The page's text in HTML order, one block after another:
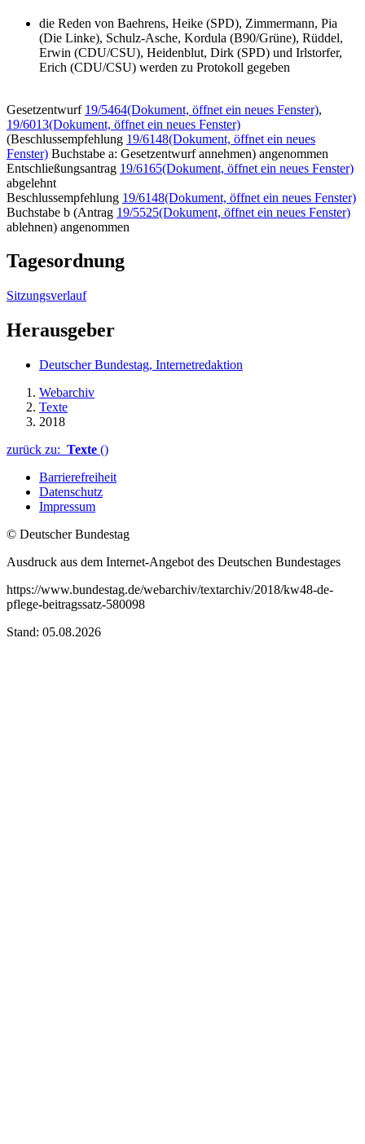
die Reden von Baehrens, Heike (SPD), Zimmermann, Pia
(Die Linke), Schulz-Asche, Kordula (B90/Grüne), Rüddel,
Erwin (CDU/CSU), Heidenblut, Dirk (SPD) und Irlstorfer,
Erich (CDU/CSU) werden zu Protokoll gegeben
Gesetzentwurf 19/5464(Dokument, öffnet ein neues Fenster),
19/6013(Dokument, öffnet ein neues Fenster)
(Beschlussempfehlung 19/6148(Dokument, öffnet ein neues
Fenster) Buchstabe a: Gesetzentwurf annehmen) angenommen
Entschließungsantrag 19/6165(Dokument, öffnet ein neues Fenster)
abgelehnt
Beschlussempfehlung 19/6148(Dokument, öffnet ein neues Fenster)
Buchstabe b (Antrag 19/5525(Dokument, öffnet ein neues Fenster)
ablehnen) angenommen
Tagesordnung
Sitzungsverlauf
Herausgeber
Deutscher Bundestag, Internetredaktion
Webarchiv
Texte
2018
zurück zu: Texte ()
Barrierefreiheit
Datenschutz
Impressum
© Deutscher Bundestag
Ausdruck aus dem Internet-Angebot des Deutschen Bundestages
https://www.bundestag.de/webarchiv/textarchiv/2018/kw48-de-
pflege-beitragssatz-580098
Stand: 05.08.2026